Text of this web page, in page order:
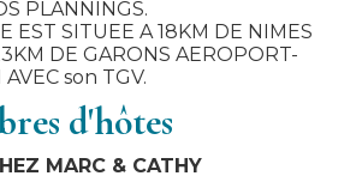
PLANNINGS.
EST SITUEE A 18KM DE NIMES
DE GARONS AEROPORT-
son TGV.
d'hôtes
MARC & CATHY